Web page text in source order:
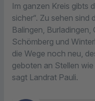
Im ganzen Kreis gibts
sicher“. Zu sehen sind
Balingen, Burladingen,
Schömberg und
die Wege noch neu,
geboten an Stellen
sagt Landrat Pauli.